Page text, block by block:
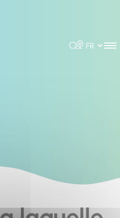
Rechercher
Choisir la